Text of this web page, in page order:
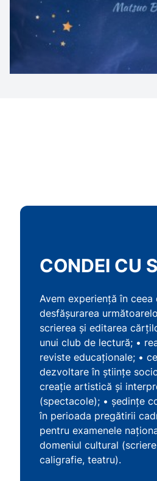
CONDEI CU
Avem experiență în
desfășurarea
scrierea și editarea
unui club de lectură; •
reviste educaționale; •
dezvoltare în ştiinţe
creaţie artistică și
(spectacole); • ședințe
în perioada pregătirii
pentru examenele
domeniul cultural
caligrafie, teatru).